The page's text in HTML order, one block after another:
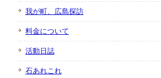
我が町、広島探訪
料金について
活動日誌
石あれこれ